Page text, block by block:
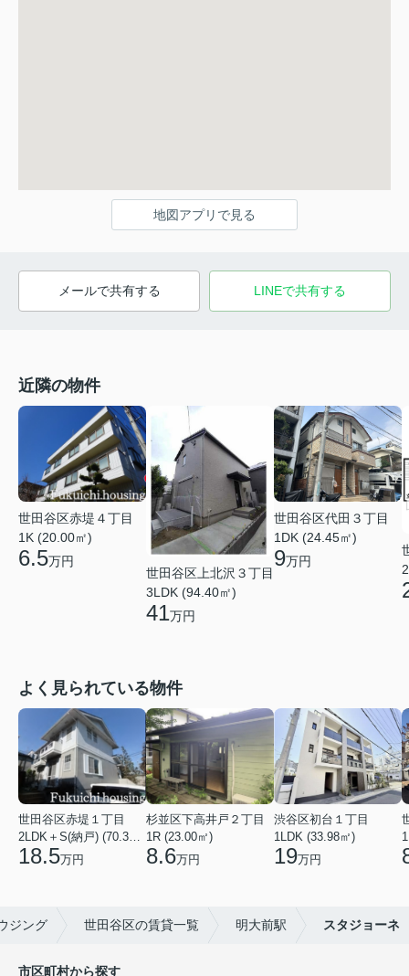
地図アプリで見る
メールで共有する LINEで共有する
近隣の物件
世田谷区赤堤４丁目
1K (20.00㎡)
6.5万円
世田谷区上北沢３丁目
3LDK (94.40㎡)
41万円
世田谷区代田３丁目
1DK (24.45㎡)
9万円
よく見られている物件
世田谷区赤堤１丁目
2LDK＋S(納戸) (70.38㎡)
18.5万円
杉並区下高井戸２丁目
1R (23.00㎡)
8.6万円
渋谷区初台１丁目
1LDK (33.98㎡)
19万円
ジング 世田谷区の賃貸一覧 明大前駅 スタジョーネ
市区町村から探す